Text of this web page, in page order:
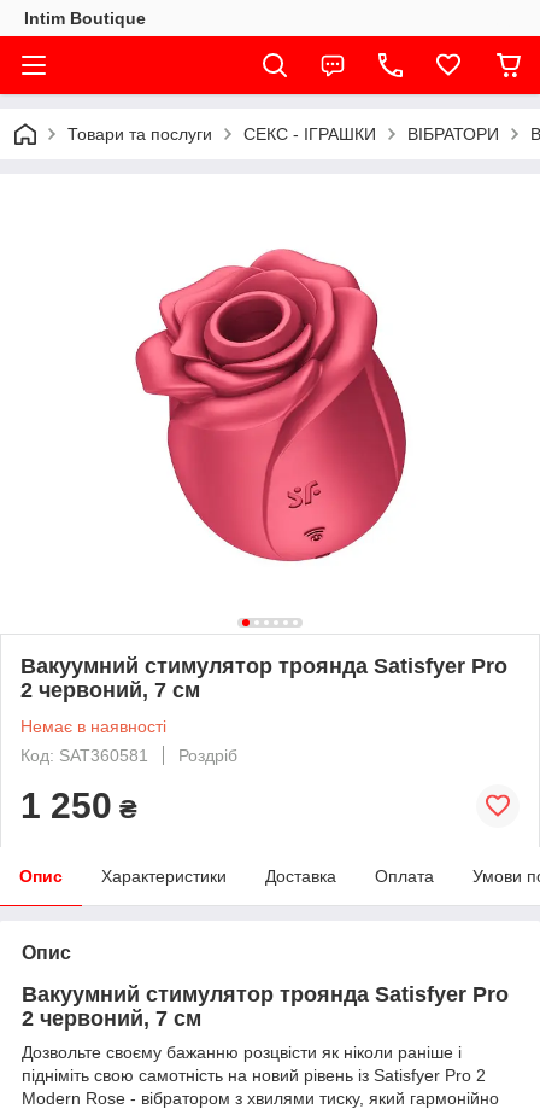
Intim Boutique
Товари та послуги СЕКС - ІГРАШКИ ВІБРАТОРИ
Вакуумний стимулятор троянда Satisfyer Pro
2 червоний, 7 см
Немає в наявності
Код: SAT360581
Роздріб
1 250 ₴
Опис Характеристики Доставка Оплата Умови
Опис
Вакуумний стимулятор троянда Satisfyer Pro
2 червоний, 7 см
Дозвольте своєму бажанню розцвісти як ніколи раніше і
підніміть свою самотність на новий рівень із Satisfyer Pro 2
Modern Rose - вібратором з хвилями тиску, який гармонійно